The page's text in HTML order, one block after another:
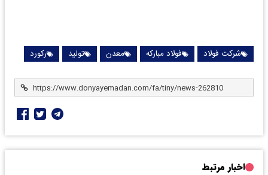
شرکت فولاد فولاد مبارکه معدن تولید رکورد
اخبار مرتبط